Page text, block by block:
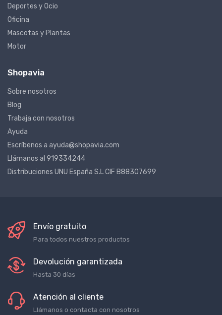
Deportes y Ocio
Oficina
Mascotas y Plantas
Motor
Shopavia
Sobre nosotros
Blog
Trabaja con nosotros
Ayuda
Escríbenos a ayuda@shopavia.com
Llámanos al 919334244
Distribuciones UNU España S.L CIF B88307699
Envío gratuito
Para todos nuestros productos
Devolución garantizada
Hasta 30 días
Atención al cliente
Llámanos o contacta con nosotros